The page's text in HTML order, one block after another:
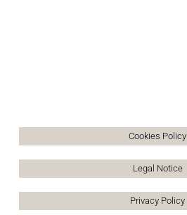
Cookies Policy
Legal Notice
Privacy Policy